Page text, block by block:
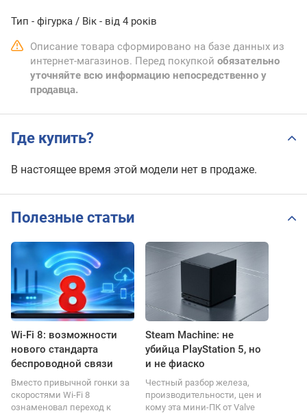
Тип - фігурка / Вік - від 4 років
Описание товара сформировано на базе данных из
интернет-магазинов. Перед покупкой обязательно
уточняйте всю информацию непосредственно у
продавца.
Где купить?
В настоящее время этой модели нет в продаже.
Полезные статьи
Wi-Fi 8: возможности
нового стандарта
беспроводной связи
Вместо привычной гонки за
скоростями Wi-Fi 8
ознаменовал переход к
Steam Machine: не
убийца PlayStation 5, но
и не фиаско
Честный разбор железа,
производительности, цен и
кому эта мини-ПК от Valve